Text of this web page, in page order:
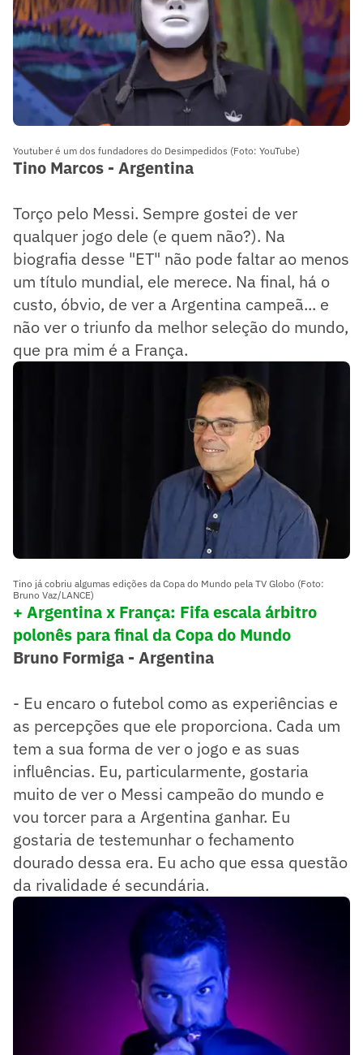
Youtuber é um dos fundadores do Desimpedidos (Foto: YouTube)
Tino Marcos - Argentina
Torço pelo Messi. Sempre gostei de ver
qualquer jogo dele (e quem não?). Na
biografia desse "ET" não pode faltar ao menos
um título mundial, ele merece. Na final, há o
custo, óbvio, de ver a Argentina campeã... e
não ver o triunfo da melhor seleção do mundo,
que pra mim é a França.
Tino já cobriu algumas edições da Copa do Mundo pela TV Globo (Foto:
Bruno Vaz/LANCE)
+ Argentina x França: Fifa escala árbitro
polonês para final da Copa do Mundo
Bruno Formiga - Argentina
- Eu encaro o futebol como as experiências e
as percepções que ele proporciona. Cada um
tem a sua forma de ver o jogo e as suas
influências. Eu, particularmente, gostaria
muito de ver o Messi campeão do mundo e
vou torcer para a Argentina ganhar. Eu
gostaria de testemunhar o fechamento
dourado dessa era. Eu acho que essa questão
da rivalidade é secundária.